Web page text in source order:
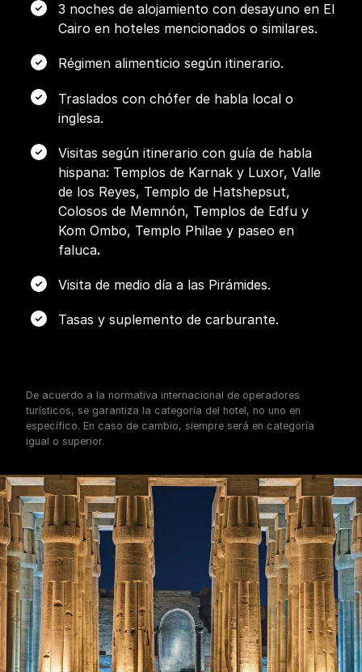
3 noches de alojamiento con desayuno en El
Cairo en hoteles mencionados o similares.
Régimen alimenticio según itinerario.
Traslados con chófer de habla local o
inglesa.
Visitas según itinerario con guía de habla
hispana: Templos de Karnak y Luxor, Valle
de los Reyes, Templo de Hatshepsut,
Colosos de Memnón, Templos de Edfu y
Kom Ombo, Templo Philae y paseo en
faluca.
Visita de medio día a las Pirámides.
Tasas y suplemento de carburante.
De acuerdo a la normativa internacional de operadores
turísticos, se garantiza la categoría del hotel, no uno en
específico. En caso de cambio, siempre será en categoría
igual o superior.